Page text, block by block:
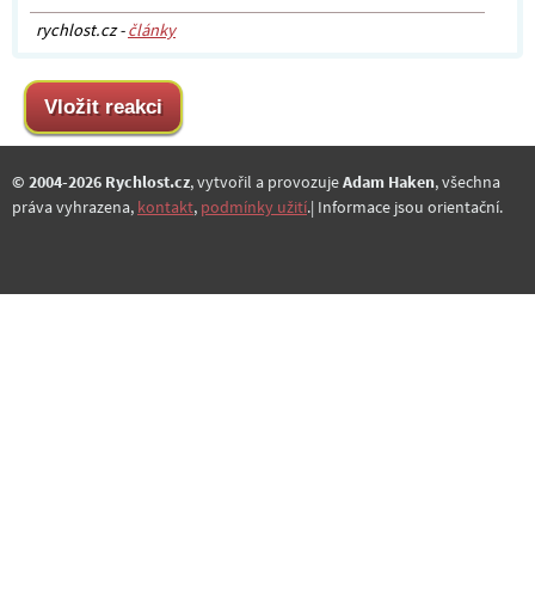
rychlost.cz -články
© 2004-2026 Rychlost.cz, vytvořil a provozujeAdam Haken, všechna
práva vyhrazena, kontakt, podmínky užití.| Informace jsou orientační.